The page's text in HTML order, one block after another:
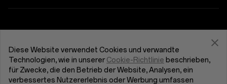
OnePlus Nord CE 3 Lite 5G
Pakete
Benutzerhandbücher
Community
Red Cable Club Deutschland (Deutsch)
Diese Website verwendet Cookies und verwandte
Technologien, wie in unsererCookie-Richtlinie beschrieben,
für Zwecke, die den Betrieb der Website, Analysen, ein
verbessertes Nutzererlebnis oder Werbung umfassen